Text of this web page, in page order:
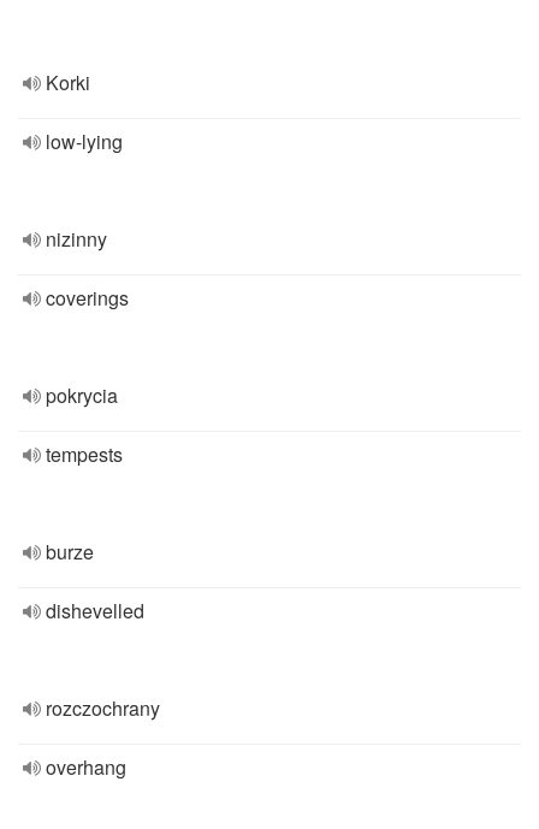
Korki
low-lying
nizinny
coverings
pokrycia
tempests
burze
dishevelled
rozczochrany
overhang